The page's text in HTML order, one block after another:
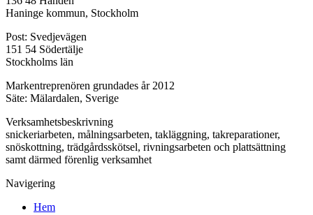
Haninge kommun, Stockholm
Post: Svedjevägen
151 54 Södertälje
Stockholms län
Markentreprenören grundades år 2012
Säte: Mälardalen, Sverige
Verksamhetsbeskrivning
snickeriarbeten, målningsarbeten, takläggning, takreparationer,
snöskottning, trädgårdsskötsel, rivningsarbeten och plattsättning
samt därmed förenlig verksamhet
Navigering
Hem